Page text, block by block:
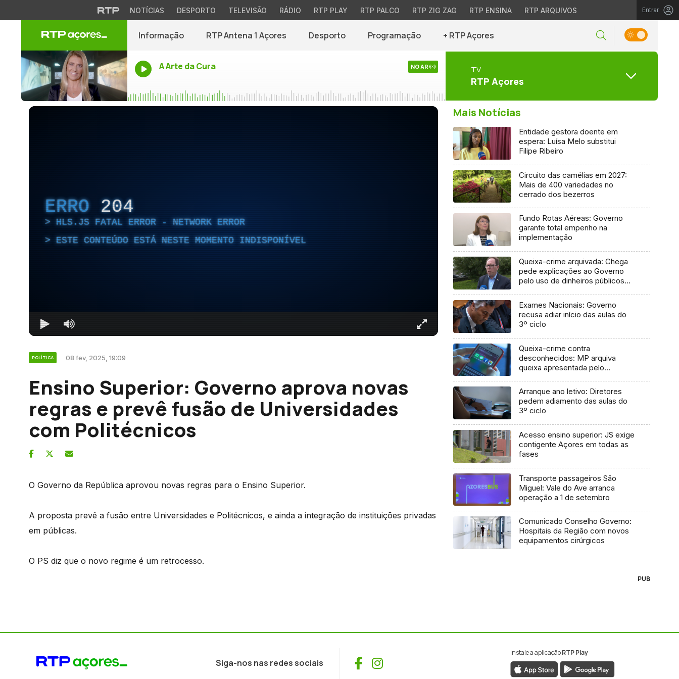
NOTÍCIAS DESPORTO TELEVISÃO RÁDIO RTP PLAY RTP PALCO RTP ZIG ZAG RTP ENSINA RTP ARQUIVOS Entrar
Informação RTP Antena 1 Açores Desporto Programação + RTP Açores
A Arte da Cura NO AR TV
RTP Açores
ERRO 204
HLS.JS FATAL ERROR - NETWORK ERROR
ESTE CONTEÚDO ESTÁ NESTE MOMENTO INDISPONÍVEL
POLÍTICA 08 fev, 2025, 19:09
Ensino Superior: Governo aprova novas
regras e prevê fusão de Universidades
com Politécnicos
O Governo da República aprovou novas regras para o Ensino Superior.
A proposta prevê a fusão entre Universidades e Politécnicos, e ainda a integração de instituições privadas
em públicas.
O PS diz que o novo regime é um retrocesso.
Mais Notícias
Entidade gestora doente em
espera: Luísa Melo substitui
Filipe Ribeiro
Circuito das camélias em 2027:
Mais de 400 variedades no
cerrado dos bezerros
Fundo Rotas Aéreas: Governo
garante total empenho na
implementação
Queixa-crime arquivada: Chega
pede explicações ao Governo
pelo uso de dinheiros públicos
Exames Nacionais: Governo
recusa adiar início das aulas do
3º ciclo
Queixa-crime contra
desconhecidos: MP arquiva
queixa apresentada pelo
Arranque ano letivo: Diretores
pedem adiamento das aulas do
3º ciclo
Acesso ensino superior: JS exige
contigente Açores em todas as
fases
Transporte passageiros São
Miguel: Vale do Ave arranca
operação a 1 de setembro
Comunicado Conselho Governo:
Hospitais da Região com novos
equipamentos cirúrgicos
PUB
Siga-nos nas redes sociais Facebook
Instagram
Instale a aplicaçãoRTP Play